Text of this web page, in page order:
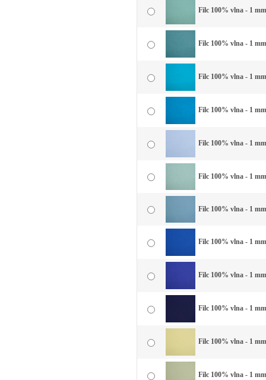
Filc 100% vlna - 1
Filc 100% vlna - 1
Filc 100% vlna - 1
Filc 100% vlna - 1
Filc 100% vlna - 1
Filc 100% vlna - 1
Filc 100% vlna - 1
Filc 100% vlna - 1
Filc 100% vlna - 1
Filc 100% vlna - 1
Filc 100% vlna - 1
Filc 100% vlna - 1